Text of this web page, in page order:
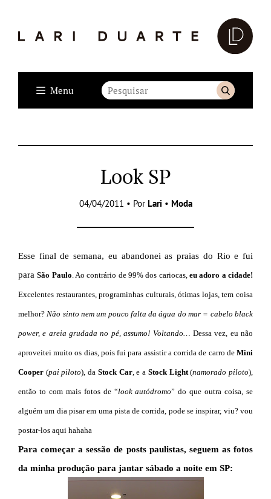
Menu
Look SP
04/04/2011 • Por Lari • Moda
Esse final de semana, eu abandonei as praias do Rio e fui
paraSão Paulo . Ao contrário de 99% dos cariocas,eu adoro a cidade!
Excelentes restaurantes, programinhas culturais, ótimas lojas, tem coisa
melhor? Não sinto nem um pouco falta da água do mar = cabelo black
power, e areia grudada no pé, assumo! Voltando… Dessa vez, eu não
aproveitei muito os dias, pois fui para assistir a corrida de carro de Mini
Cooper (pai piloto), da Stock Car, e a Stock Light(namorado piloto),
então to com mais fotos de “look autódromo” do que outra coisa, se
alguém um dia pisar em uma pista de corrida, pode se inspirar, viu? vou
postar-los aqui hahaha
Para começar a sessão de posts paulistas, seguem as fotos
da minha produção para jantar sábado a noite em SP: